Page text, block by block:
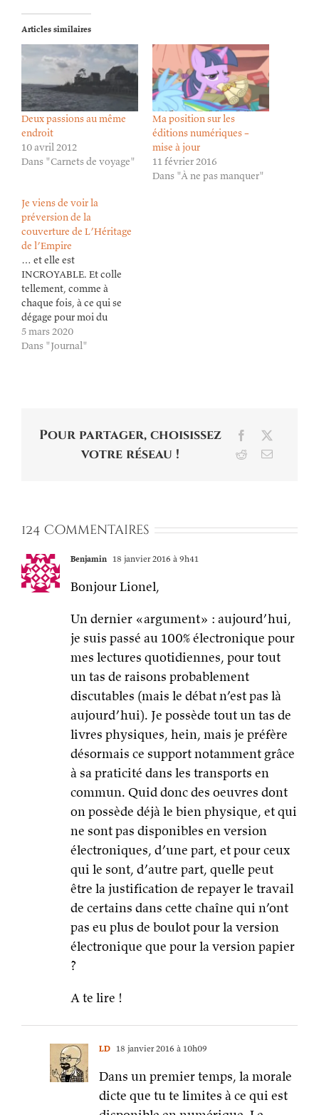
Articles similaires
Deux passions au même
endroit
10 avril 2012
Dans "Carnets de voyage"
Ma position sur les
éditions numériques –
mise à jour
11 février 2016
Dans "À ne pas manquer"
Je viens de voir la
préversion de la
couverture de L’Héritage
de l’Empire
… et elle est
INCROYABLE. Et colle
tellement, comme à
chaque fois, à ce qui se
dégage pour moi du
bouquin. Tellement hâte
de pouvoir la révéler – si
5 mars 2020
Dans "Journal"
Pour partager, choisissez
votre réseau !
Facebook
RedditEmail
124 Commentaires
Benjamin 18 janvier 2016 à 9h41
Bonjour Lionel,
Un dernier «argument» : aujourd’hui,
je suis passé au 100% électronique pour
mes lectures quotidiennes, pour tout
un tas de raisons probablement
discutables (mais le débat n’est pas là
aujourd’hui). Je possède tout un tas de
livres physiques, hein, mais je préfère
désormais ce support notamment grâce
à sa praticité dans les transports en
commun. Quid donc des oeuvres dont
on possède déjà le bien physique, et qui
ne sont pas disponibles en version
électroniques, d’une part, et pour ceux
qui le sont, d’autre part, quelle peut
être la justification de repayer le travail
de certains dans cette chaîne qui n’ont
pas eu plus de boulot pour la version
électronique que pour la version papier
?
A te lire !
LD 18 janvier 2016 à 10h09
Dans un premier temps, la morale
dicte que tu te limites à ce qui est